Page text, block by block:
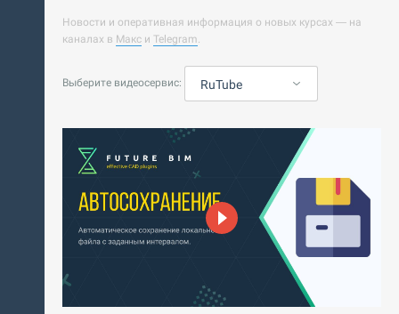
Новости и оперативная информация о новых курсах — на
каналах в Макс и Telegram.
Выберите видеосервис: RuTube